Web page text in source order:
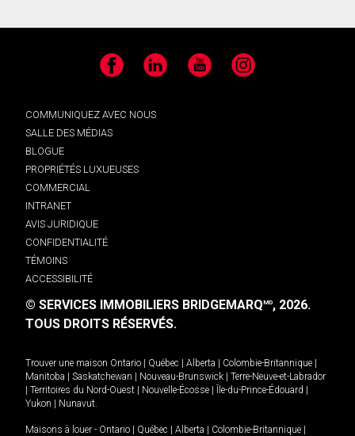
Facebook LinkedIn YouTube Instagram
COMMUNIQUEZ AVEC NOUS
SALLE DES MÉDIAS
BLOGUE
PROPRIÉTÉS LUXUEUSES
COMMERCIAL
INTRANET
AVIS JURIDIQUE
CONFIDENTIALITÉ
TÉMOINS
ACCESSIBILITÉ
© SERVICES IMMOBILIERS BRIDGEMARQMD, 2026.
TOUS DROITS RÉSERVÉS.
Trouver une maison Ontario Québec Alberta Colombie-Britannique
Manitoba
Saskatchewan Nouveau-Brunswick
Terre-Neuve-et-Labrador
Territoires du Nord-Ouest Nouvelle-Écosse Île-du-Prince-Édouard
Yukon
Nunavut.
Maisons à louer - Ontario Québec Alberta Colombie-Britannique